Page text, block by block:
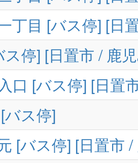
丁目 [バス停] [日
ス停] [日置市 / 鹿
口 [バス停] [日置
バス停]
[バス停] [日置市